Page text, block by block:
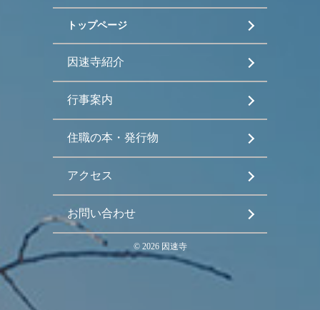
トップページ
因速寺紹介
行事案内
住職の本・発行物
アクセス
お問い合わせ
© 2026因速寺